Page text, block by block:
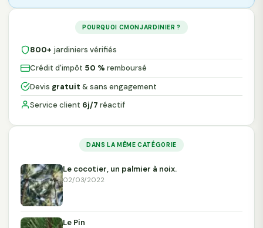
POURQUOI CMONJARDINIER ?
800+ jardiniers vérifiés
Crédit d'impôt 50 % remboursé
Devis gratuit & sans engagement
Service client 6j/7 réactif
DANS LA MÊME CATÉGORIE
Le cocotier, un palmier à noix.
02/03/2022
Le Pin